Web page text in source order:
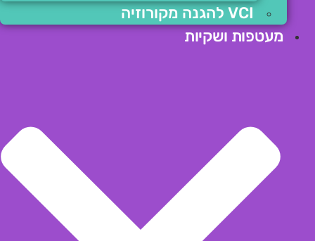
VCI להגנה מקורוזיה
מעטפות ושקיות